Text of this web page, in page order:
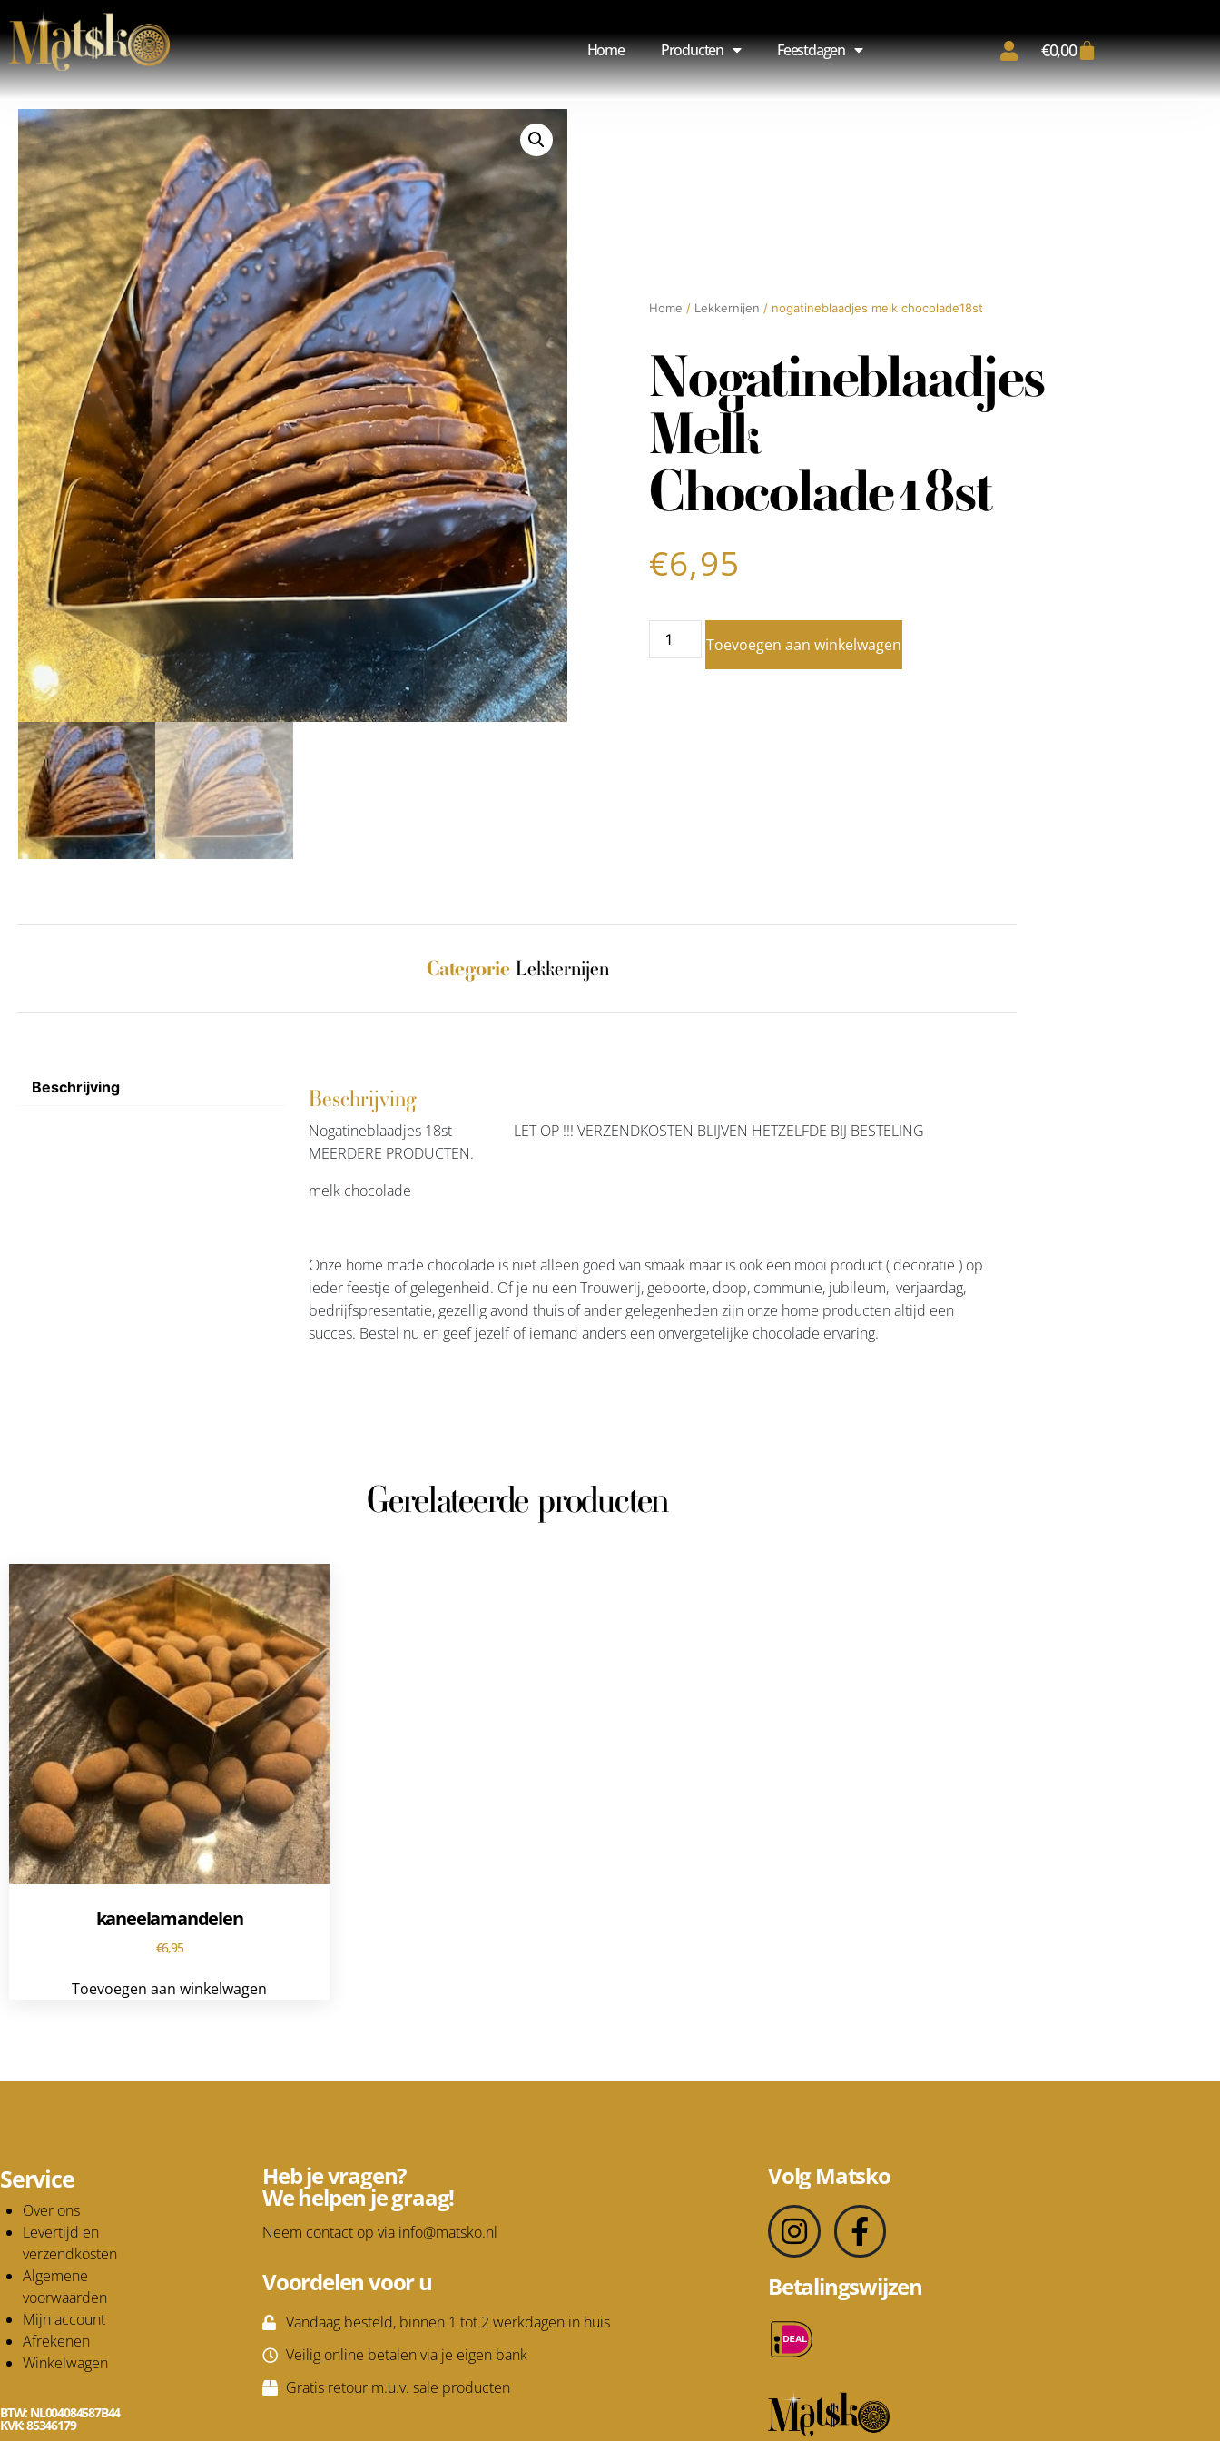
Home Producten Feestdagen €0,00
Home / Lekkernijen / nogatineblaadjes melk chocolade18st
Nogatineblaadjes
Melk
Chocolade18st
€6,95
Toevoegen aan winkelwagen
Categorie Lekkernijen
Beschrijving Beschrijving
Nogatineblaadjes 18st LET OP !!! VERZENDKOSTEN BLIJVEN HETZELFDE BIJ BESTELING
MEERDERE PRODUCTEN.
melk chocolade
Onze home made chocolade is niet alleen goed van smaak maar is ook een mooi product ( decoratie ) op
ieder feestje of gelegenheid. Of je nu een Trouwerij, geboorte, doop, communie, jubileum, verjaardag,
bedrijfspresentatie, gezellig avond thuis of ander gelegenheden zijn onze home producten altijd een
succes. Bestel nu en geef jezelf of iemand anders een onvergetelijke chocolade ervaring.
Gerelateerde producten
kaneelamandelen
€6,95
Toevoegen aan winkelwagen
Service
Over ons
Levertijd en
verzendkosten
Algemene
voorwaarden
Mijn account
Afrekenen
Winkelwagen
BTW: NL004084587B44
KVK: 85346179
Heb je vragen?
We helpen je graag!
Neem contact op via info@matsko.nl
Voordelen voor u
Vandaag besteld, binnen 1 tot 2 werkdagen in huis
Veilig online betalen via je eigen bank
Gratis retour m.u.v. sale producten
Volg Matsko
Betalingswijzen